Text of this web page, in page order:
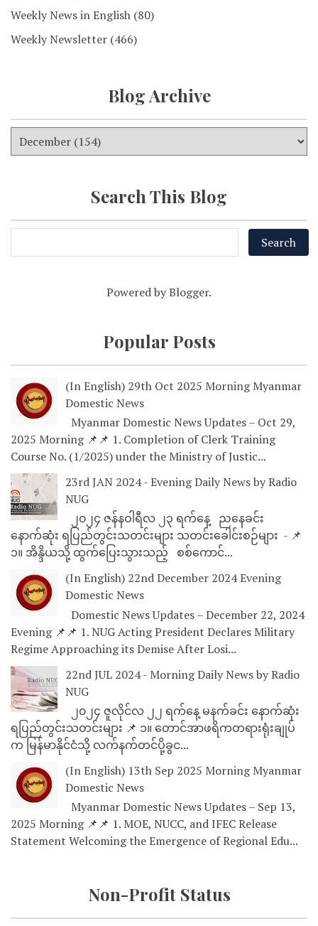
Weekly News in English (80)
Weekly Newsletter (466)
Blog Archive
Search This Blog
Powered byBlogger.
Popular Posts
(In English) 29th Oct 2025 Morning Myanmar
Domestic News
Myanmar Domestic News Updates – Oct 29,
2025 Morning 📌📌 1. Completion of Clerk Training
Course No. (1/2025) under the Ministry of Justic...
23rd JAN 2024 - Evening Daily News by Radio
NUG
၂၀၂၄ ဇန်နဝါရီလ ၂၃ ရက်နေ့ ညနေခင်း
နောက်ဆုံး ရပြည်တွင်းသတင်းများ သတင်းခေါင်းစဉ်များ - 📌
၁။ အိန္ဒိယသို့ ထွက်ပြေးသွားသည့် စစ်ကောင်...
(In English) 22nd December 2024 Evening
Domestic News
Domestic News Updates – December 22, 2024
Evening 📌📌 1. NUG Acting President Declares Military
Regime Approaching its Demise After Losi...
22nd JUL 2024 - Morning Daily News by Radio
NUG
၂၀၂၄ ဇူလိုင်လ ၂၂ ရက်နေ့ မနက်ခင်း နောက်ဆုံး
ရပြည်တွင်းသတင်းများ 📌 ၁။ တောင်အာဖရိကတရားရုံးချုပ်
က မြန်မာနိုင်ငံသို့ လက်နက်တင်ပို့ခွင...
(In English) 13th Sep 2025 Morning Myanmar
Domestic News
Myanmar Domestic News Updates – Sep 13,
2025 Morning 📌📌 1. MOE, NUCC, and IFEC Release
Statement Welcoming the Emergence of Regional Edu...
Non-Profit Status